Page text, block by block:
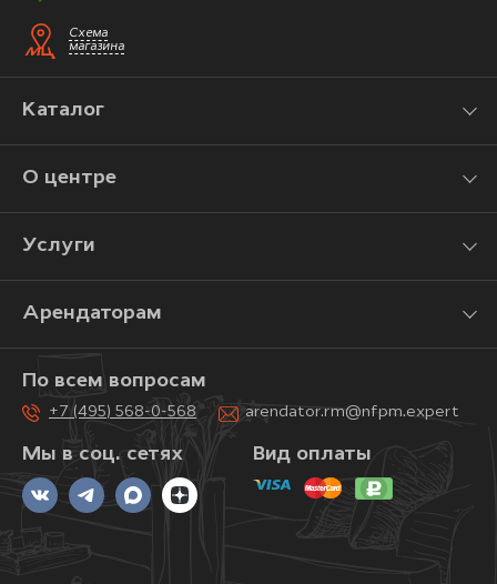
Схема
магазина
Каталог
О центре
Услуги
Арендаторам
Мы в соц. сетях
По всем вопросам
+7 (495) 568-0-568 arendator.rm@nfpm.expert
Вид оплаты